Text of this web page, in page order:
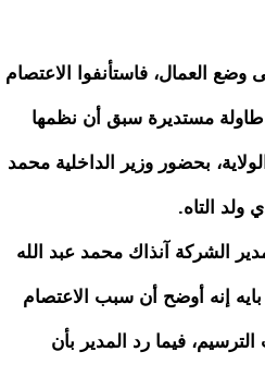
على وضع العمال، فاستأنفوا الاعتصام
طاولة مستديرة سبق أن نظمها
بحضور وزير الداخلية محمد
ولد التاه.
الشركة آنذاك محمد عبد الله
بايه إنه أوضح أن سبب الاعتصام
فيما رد المدير بأن